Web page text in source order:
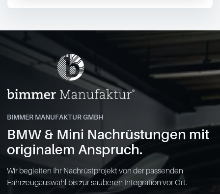
BIMMER MANUFAKTUR GMBH
BMW & Mini Nachrüstungen mit
originalem Anspruch.
Wir begleiten Ihr Nachrüstprojekt von der passenden
Fahrzeugauswahl bis zur sauberen Integration vor Ort.